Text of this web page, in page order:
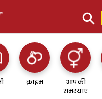
⚲
क्राइम
आपकी
समस्याएं